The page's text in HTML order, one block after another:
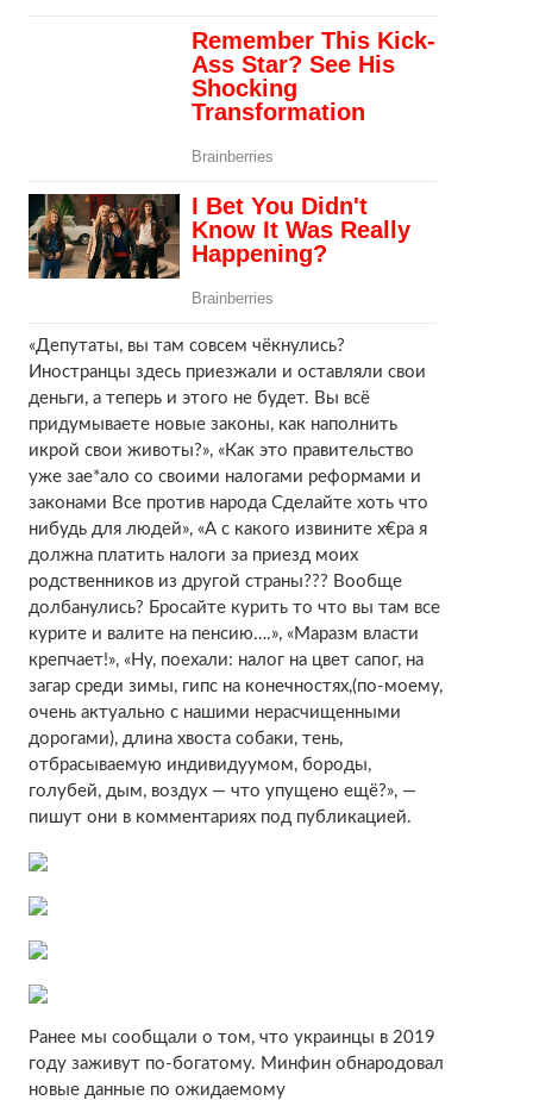
«Депутаты, вы там совсем чёкнулись?
Иностранцы здесь приезжали и оставляли свои
деньги, а теперь и этого не будет. Вы всё
придумываете новые законы, как наполнить
икрой свои животы?», «Как это правительство
уже зае*ало со своими налогами реформами и
законами Все против народа Сделайте хоть что
нибудь для людей», «А с какого извините х€ра я
должна платить налоги за приезд моих
родственников из другой страны??? Вообще
долбанулись? Бросайте курить то что вы там все
курите и валите на пенсию….», «Маразм власти
крепчает!», «Ну, поехали: налог на цвет сапог, на
загар среди зимы, гипс на конечностях,(по-моему,
очень актуально с нашими нерасчищенными
дорогами), длина хвоста собаки, тень,
отбрасываемую индивидуумом, бороды,
голубей, дым, воздух — что упущено ещё?», —
пишут они в комментариях под публикацией.
Ранее мы сообщали о том, что украинцы в 2019
году заживут по-богатому. Минфин обнародовал
новые данные по ожидаемому